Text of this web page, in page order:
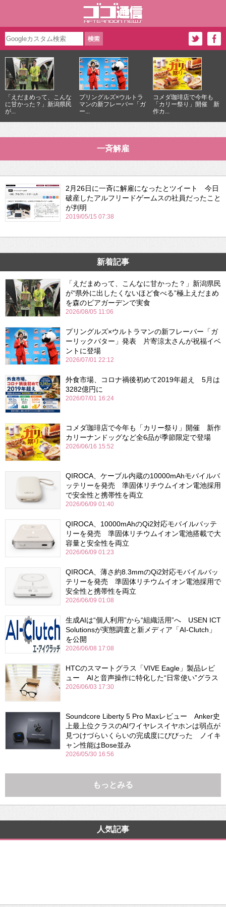
「えだまめって、こんな
に甘かった？」新潟県民
が...
プリングルズ×ウルトラ
マンの新フレーバー「ガ
ー...
コメダ珈琲店で今年も
「カリー祭り」開催 新
作カ...
一斉解雇
2月26日に一斉に解雇になったとツイート 今日
破産したアルフリードゲームスの社員だったこと
が判明
2019/05/15 07:38
新着記事
「えだまめって、こんなに甘かった？」新潟県民
が“県外に出したくないほど食べる”極上えだまめ
を森のビアガーデンで実食
2026/08/05 11:06
プリングルズ×ウルトラマンの新フレーバー「ガ
ーリックバター」発表 片寄涼太さんが祝福イベ
ントに登場
2026/07/01 22:12
外食市場、コロナ禍後初めて2019年超え 5月は
3282億円に
2026/07/01 16:24
コメダ珈琲店で今年も「カリー祭り」開催 新作
カリーナンドッグなど全6品が季節限定で登場
2026/06/16 15:52
QIROCA、ケーブル内蔵の10000mAhモバイルバ
ッテリーを発売 準固体リチウムイオン電池採用
で安全性と携帯性を両立
2026/06/09 01:40
QIROCA、10000mAhのQi2対応モバイルバッテ
リーを発売 準固体リチウムイオン電池搭載で大
容量と安全性を両立
2026/06/09 01:23
QIROCA、薄さ約8.3mmのQi2対応モバイルバッ
テリーを発売 準固体リチウムイオン電池採用で
安全性と携帯性を両立
2026/06/09 01:08
生成AIは“個人利用”から“組織活用”へ USEN ICT
Solutionsが実態調査と新メディア「AI-Clutch」
を公開
2026/06/08 17:08
HTCのスマートグラス「VIVE Eagle」製品レビ
ュー AIと音声操作に特化した“日常使い”グラス
2026/06/03 17:30
Soundcore Liberty 5 Pro Maxレビュー Anker史
上最上位クラスのAIワイヤレスイヤホンは弱点が
見つけづらいくらいの完成度にびびった ノイキ
ャン性能はBose並み
2026/05/30 16:56
もっとみる
人気記事